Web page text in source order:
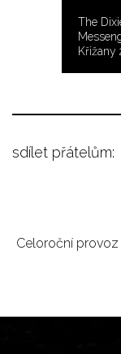
The
Křižany
sdílet přátelům:
Celoroční